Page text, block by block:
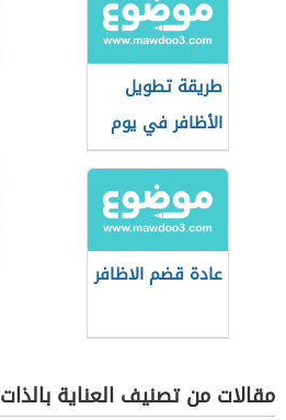
طريقة تطويل
الأظافر في يوم
واحد
عادة قضم الاظافر
مقالات من تصنيف العناية بالذات